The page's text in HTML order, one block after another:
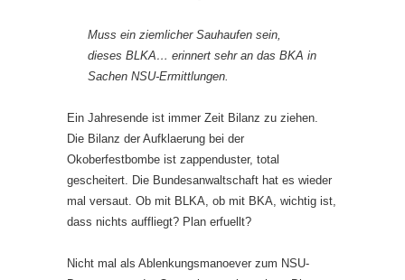
Muss ein ziemlicher Sauhaufen sein,
dieses BLKA… erinnert sehr an das BKA in
Sachen NSU-Ermittlungen.
Ein Jahresende ist immer Zeit Bilanz zu ziehen.
Die Bilanz der Aufklaerung bei der
Okoberfestbombe ist zappenduster, total
gescheitert. Die Bundesanwaltschaft hat es wieder
mal versaut. Ob mit BLKA, ob mit BKA, wichtig ist,
dass nichts auffliegt? Plan erfuellt?
Nicht mal als Ablenkungsmanoever zum NSU-